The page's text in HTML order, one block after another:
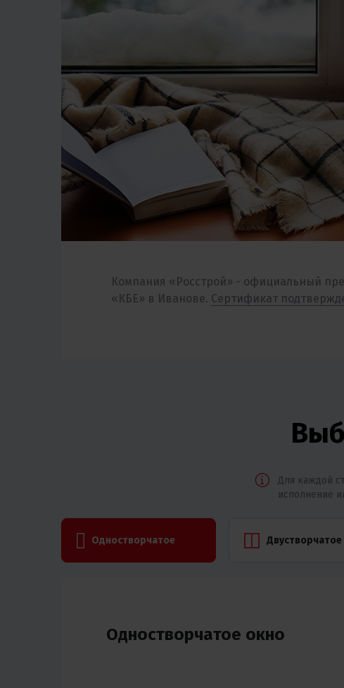
Компания «Росстрой» - официальный
«КБЕ» в Иванове. Сертификат
Для каждой
исполнение
Одностворчатое Двустворчатое
Одностворчатое окно